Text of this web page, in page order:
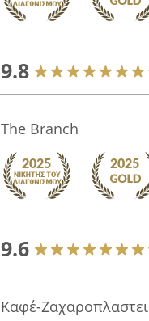
9.8
The Branch
9.6
Καφέ-